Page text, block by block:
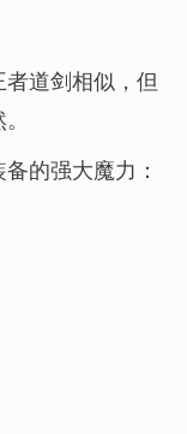
道剑相似，但
的强大魔力：